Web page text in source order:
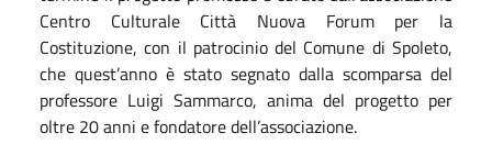
Centro Culturale Città Nuova Forum per la
Costituzione, con il patrocinio del Comune di Spoleto,
che quest’anno è stato segnato dalla scomparsa del
professore Luigi Sammarco, anima del progetto per
oltre 20 anni e fondatore dell’associazione.